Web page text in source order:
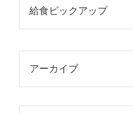
給食ピックアップ
アーカイブ